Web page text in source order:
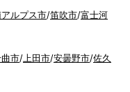
ルプス市/笛吹市/富士河
市/ 上田市/安曇野市/佐久